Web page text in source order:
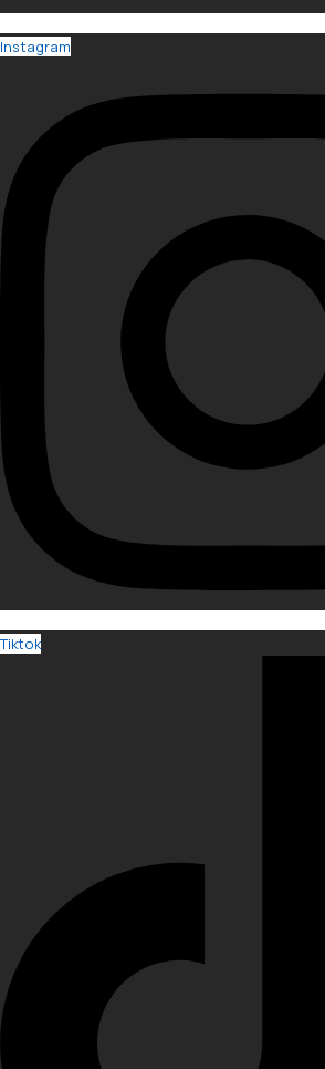
Instagram
Tiktok